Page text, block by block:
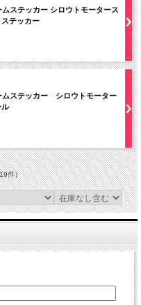
ステッカー シロウトモータース
ステッカー
ムステッカー シロウトモーター
ル
件）